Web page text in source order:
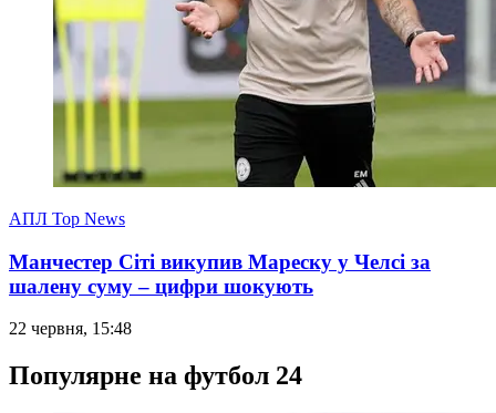
АПЛ Top News
Манчестер Сіті викупив Мареску у Челсі за
шалену суму – цифри шокують
22 червня, 15:48
Популярне на футбол 24